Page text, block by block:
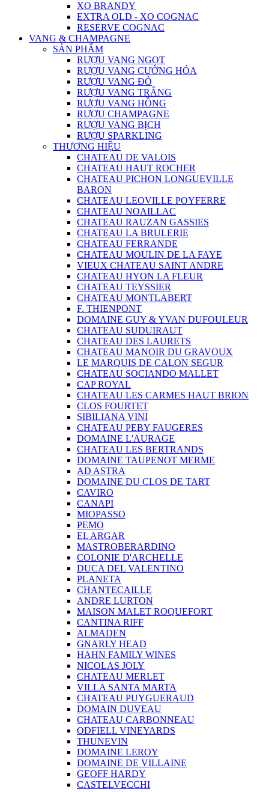
XO BRANDY
EXTRA OLD - XO COGNAC
RESERVE COGNAC
VANG & CHAMPAGNE
SẢN PHẨM
RƯỢU VANG NGỌT
RƯỢU VANG CƯỜNG HÓA
RƯỢU VANG ĐỎ
RƯỢU VANG TRẮNG
RƯỢU VANG HỒNG
RƯỢU CHAMPAGNE
RƯỢU VANG BỊCH
RƯỢU SPARKLING
THƯƠNG HIỆU
CHATEAU DE VALOIS
CHATEAU HAUT ROCHER
CHATEAU PICHON LONGUEVILLE
BARON
CHATEAU LEOVILLE POYFERRE
CHATEAU NOAILLAC
CHATEAU RAUZAN GASSIES
CHATEAU LA BRULERIE
CHATEAU FERRANDE
CHATEAU MOULIN DE LA FAYE
VIEUX CHATEAU SAINT ANDRE
CHATEAU HYON LA FLEUR
CHATEAU TEYSSIER
CHATEAU MONTLABERT
F. THIENPONT
DOMAINE GUY & YVAN DUFOULEUR
CHATEAU SUDUIRAUT
CHATEAU DES LAURETS
CHATEAU MANOIR DU GRAVOUX
LE MARQUIS DE CALON SEGUR
CHATEAU SOCIANDO MALLET
CAP ROYAL
CHATEAU LES CARMES HAUT BRION
CLOS FOURTET
SIBILIANA VINI
CHATEAU PEBY FAUGERES
DOMAINE L'AURAGE
CHATEAU LES BERTRANDS
DOMAINE TAUPENOT MERME
AD ASTRA
DOMAINE DU CLOS DE TART
CAVIRO
CANAPI
MIOPASSO
PEMO
EL ARGAR
MASTROBERARDINO
COLONIE D'ARCHELLE
DUCA DEL VALENTINO
PLANETA
CHANTECAILLE
ANDRE LURTON
MAISON MALET ROQUEFORT
CANTINA RIFF
ALMADEN
GNARLY HEAD
HAHN FAMILY WINES
NICOLAS JOLY
CHATEAU MERLET
VILLA SANTA MARTA
CHATEAU PUYGUERAUD
DOMAIN DUVEAU
CHATEAU CARBONNEAU
ODFIELL VINEYARDS
THUNEVIN
DOMAINE LEROY
DOMAINE DE VILLAINE
GEOFF HARDY
CASTELVECCHI